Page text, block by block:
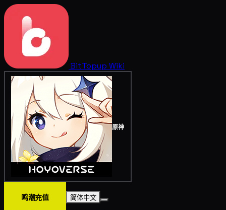
BitTopup Wiki
原神
鸣潮充值 简体中文